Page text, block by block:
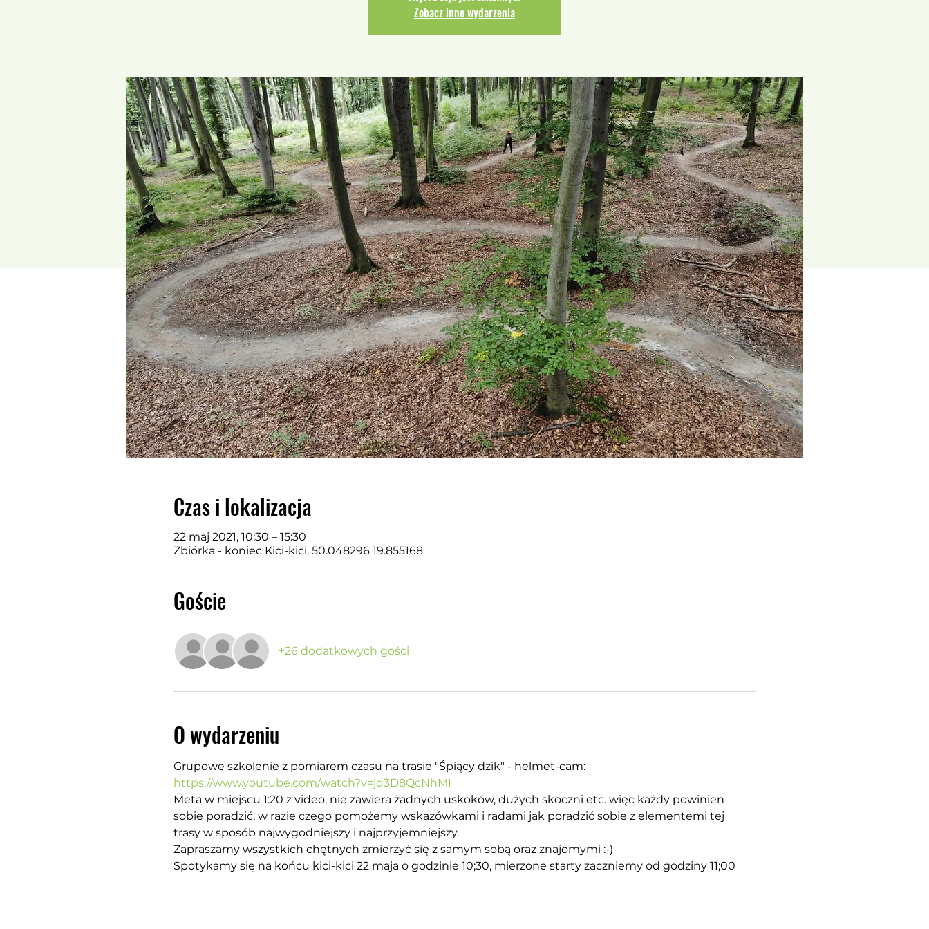
Zobacz inne wydarzenia
Czas i lokalizacja
22 maj 2021, 10:30 – 15:30
Zbiórka - koniec Kici-kici, 50.048296 19.855168
Goście
+26 dodatkowych gości
O wydarzeniu
Grupowe szkolenie z pomiarem czasu na trasie "Śpiący dzik" - helmet-cam:
https://www.youtube.com/watch?v=jd3D8QcNhMI
Meta w miejscu 1:20 z video, nie zawiera żadnych uskoków, dużych skoczni etc. więc każdy powinien
sobie poradzić, w razie czego pomożemy wskazówkami i radami jak poradzić sobie z elementemi tej
trasy w sposób najwygodniejszy i najprzyjemniejszy.
Zapraszamy wszystkich chętnych zmierzyć się z samym sobą oraz znajomymi :-)
Spotykamy się na końcu kici-kici 22 maja o godzinie 10;30, mierzone starty zaczniemy od godziny 11;00